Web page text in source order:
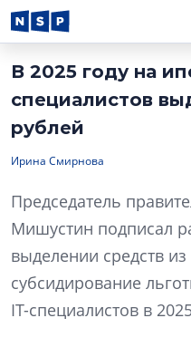
В 2025 году на
специалистов
рублей
Ирина Смирнова
Председатель
Мишустин подписал
выделении средств
субсидирование
IT-специалистов в